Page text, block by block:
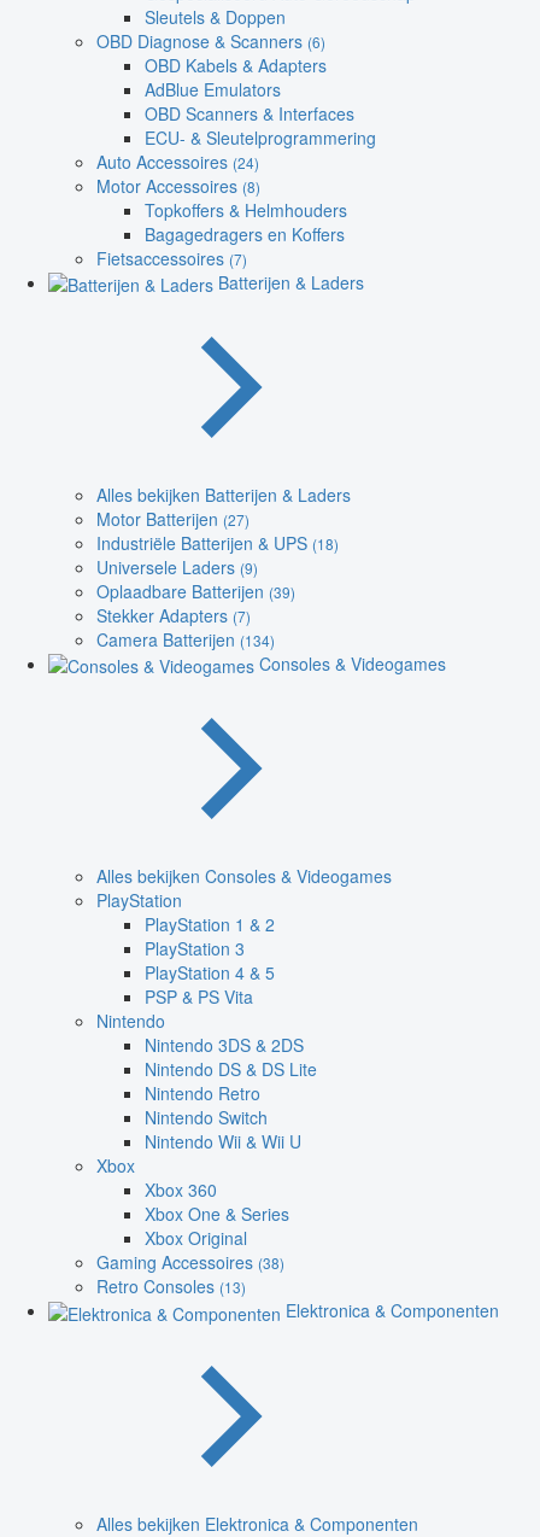
Sleutels & Doppen
OBD Diagnose & Scanners (6)
OBD Kabels & Adapters
AdBlue Emulators
OBD Scanners & Interfaces
ECU- & Sleutelprogrammering
Auto Accessoires (24)
Motor Accessoires (8)
Topkoffers & Helmhouders
Bagagedragers en Koffers
Fietsaccessoires (7)
Batterijen & Laders
Alles bekijken Batterijen & Laders
Motor Batterijen (27)
Industriële Batterijen & UPS (18)
Universele Laders (9)
Oplaadbare Batterijen (39)
Stekker Adapters (7)
Camera Batterijen (134)
Consoles & Videogames
Alles bekijken Consoles & Videogames
PlayStation
PlayStation 1 & 2
PlayStation 3
PlayStation 4 & 5
PSP & PS Vita
Nintendo
Nintendo 3DS & 2DS
Nintendo DS & DS Lite
Nintendo Retro
Nintendo Switch
Nintendo Wii & Wii U
Xbox
Xbox 360
Xbox One & Series
Xbox Original
Gaming Accessoires (38)
Retro Consoles (13)
Elektronica & Componenten
Alles bekijken Elektronica & Componenten